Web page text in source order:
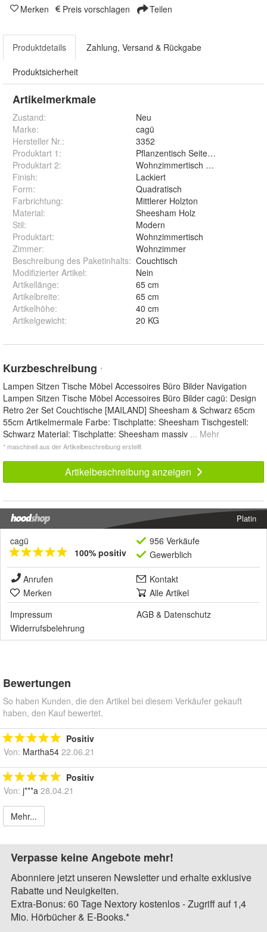
Merken Preis vorschlagen Teilen
Produktdetails Zahlung, Versand & Rückgabe
Produktsicherheit
Artikelmerkmale
Zustand:
Neu
Marke:
cagü
Hersteller Nr.:
3352
Produktart 1 :
Pflanzentisch Seitentisch
Produktart 2:
Wohnzimmertisch Beistelltisch
Finish:
Lackiert
Form:
Quadratisch
Farbrichtung:
Mittlerer Holzton
Material:
Sheesham Holz
Stil:
Modern
Produktart:
Wohnzimmertisch
Zimmer:
Wohnzimmer
Beschreibung des Paketinhalts: Couchtisch
Modifizierter Artikel:
Nein
Artikellänge:
65 cm
Artikelbreite:
65 cm
Artikelhöhe:
40 cm
Artikelgewicht: 20 KG
Kurzbeschreibung *
Lampen Sitzen Tische Möbel Accessoires Büro Bilder Navigation
Lampen Sitzen Tische Möbel Accessoires Büro Bilder cagü: Design
Retro 2er Set Couchtische [MAILAND] Sheesham & Schwarz 65cm
55cm Artikelmermale Farbe: Tischplatte: Sheesham Tischgestell:
Schwarz Material: Tischplatte: Sheesham massiv ... Mehr
* maschinell aus der Artikelbeschreibung erstellt
Artikelbeschreibung anzeigen
Platin
cagü
100% positiv
956 Verkäufe
Gewerblich
Anrufen
Kontakt
Merken
Alle Artikel
Impressum
AGB & Datenschutz
Widerrufsbelehrung
Bewertungen
So haben Kunden, die den Artikel bei diesem Verkäufer gekauft
haben, den Kauf bewertet.
Positiv
Von: Martha54 22.06.21
Positiv
Von: j***a 28.04.21
Mehr...
Verpasse keine Angebote mehr!
Abonniere jetzt unseren Newsletter und erhalte exklusive
Rabatte und Neuigkeiten.
Extra-Bonus: 60 Tage Nextory kostenlos - Zugriff auf 1,4
Mio. Hörbücher & E-Books.*